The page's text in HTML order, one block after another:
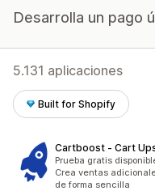
Desarrolla un pago
5.131 aplicaciones
Built for Shopify
Cartboost ‑ Cart
Prueba gratis
Crea ventas
de forma sencilla